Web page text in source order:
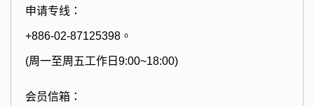
申请专线：
+886-02-87125398。
(周一至周五工作日9:00~18:00)
会员信箱：